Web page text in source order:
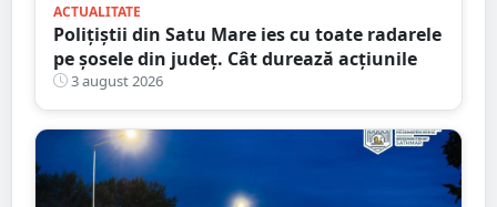
ACTUALITATE
Polițiștii din Satu Mare ies cu toate radarele
pe șosele din județ. Cât durează acțiunile
3 august 2026